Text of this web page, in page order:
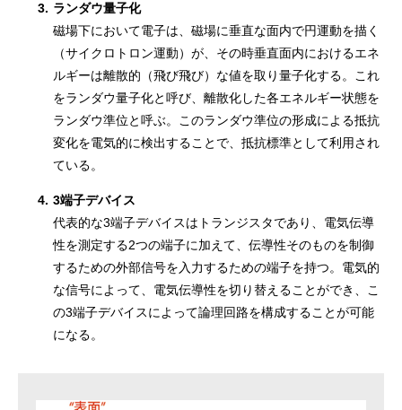
3. ランダウ量子化
磁場下において電子は、磁場に垂直な面内で円運動を描く
（サイクロトロン運動）が、その時垂直面内におけるエネ
ルギーは離散的（飛び飛び）な値を取り量子化する。これ
をランダウ量子化と呼び、離散化した各エネルギー状態を
ランダウ準位と呼ぶ。このランダウ準位の形成による抵抗
変化を電気的に検出することで、抵抗標準として利用され
ている。
4. 3端子デバイス
代表的な3端子デバイスはトランジスタであり、電気伝導
性を測定する2つの端子に加えて、伝導性そのものを制御
するための外部信号を入力するための端子を持つ。電気的
な信号によって、電気伝導性を切り替えることができ、こ
の3端子デバイスによって論理回路を構成することが可能
になる。